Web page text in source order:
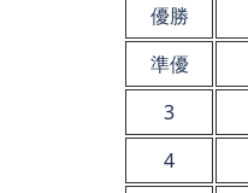
優勝
準優
3
4